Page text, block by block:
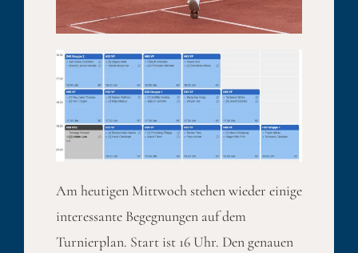
Am heutigen Mittwoch stehen wieder einige
interessante Begegnungen auf dem
Turnierplan. Start ist 16 Uhr. Den genauen